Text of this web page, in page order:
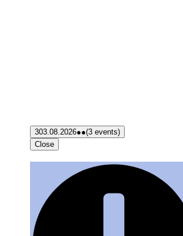
303.08.2026●●(3 events)
Close